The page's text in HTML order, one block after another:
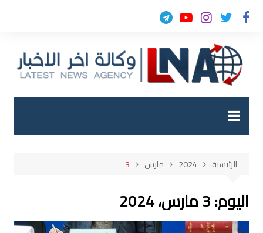
التجاوز
الرئيسية 2024 مارس 3
اليوم:3 مارس، 2024